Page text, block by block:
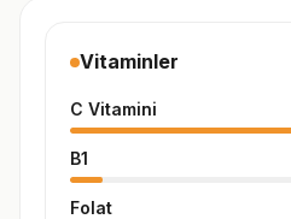
Vitaminler
C Vitamini
B1
Folat